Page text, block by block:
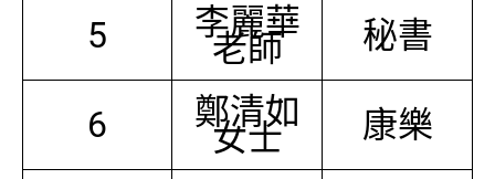
5 李麗華
老師 秘書
6 鄭清如
女士 康樂